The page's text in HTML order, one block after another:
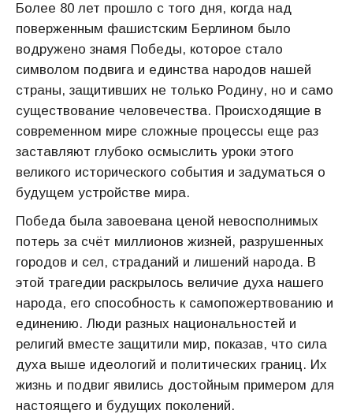
Более 80 лет прошло с того дня, когда над
поверженным фашистским Берлином было
водружено знамя Победы, которое стало
символом подвига и единства народов нашей
страны, защитивших не только Родину, но и само
существование человечества. Происходящие в
современном мире сложные процессы еще раз
заставляют глубоко осмыслить уроки этого
великого исторического события и задуматься о
будущем устройстве мира.
Победа была завоевана ценой невосполнимых
потерь за счёт миллионов жизней, разрушенных
городов и сел, страданий и лишений народа. В
этой трагедии раскрылось величие духа нашего
народа, его способность к самопожертвованию и
единению. Люди разных национальностей и
религий вместе защитили мир, показав, что сила
духа выше идеологий и политических границ. Их
жизнь и подвиг явились достойным примером для
настоящего и будущих поколений.